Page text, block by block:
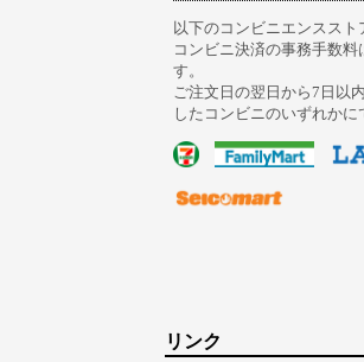
以下のコンビニエンススト
コンビニ決済の事務手数
す。
ご注文日の翌日から7日以
したコンビニのいずれかに
リンク